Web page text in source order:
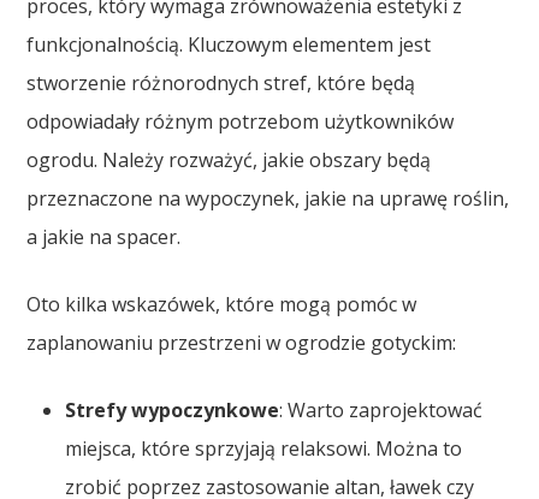
proces, który wymaga zrównoważenia estetyki z
funkcjonalnością. Kluczowym elementem jest
stworzenie różnorodnych stref, które będą
odpowiadały różnym potrzebom użytkowników
ogrodu. Należy rozważyć, jakie obszary będą
przeznaczone na wypoczynek, jakie na uprawę roślin,
a jakie na spacer.
Oto kilka wskazówek, które mogą pomóc w
zaplanowaniu przestrzeni w ogrodzie gotyckim:
Strefy wypoczynkowe: Warto zaprojektować
miejsca, które sprzyjają relaksowi. Można to
zrobić poprzez zastosowanie altan, ławek czy